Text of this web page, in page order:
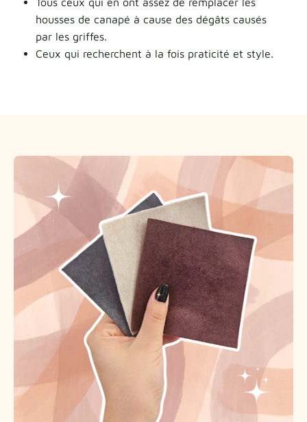
housses de canapé à cause des dégâts causés
par les griffes.
Ceux qui recherchent à la fois praticité et style.